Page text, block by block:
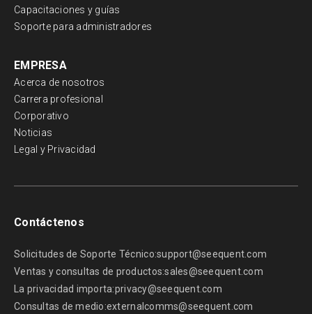
Capacitaciones y guías
Soporte para administradores
EMPRESA
Acerca de nosotros
Carrera profesional
Corporativo
Noticias
Legal y Privacidad
Contáctenos
Solicitudes de Soporte Técnico:support@seequent.com
Ventas y consultas de productos:sales@seequent.com
La privacidad importa:privacy@seequent.com
Consultas de medio:externalcomms@seequent.com